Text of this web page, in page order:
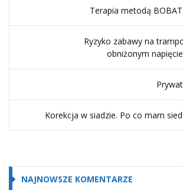
Terapia metodą
Ryzyko zabawy na
obniżonym
Korekcja w siadzie. Po co mam
NAJNOWSZE KOMENTARZE